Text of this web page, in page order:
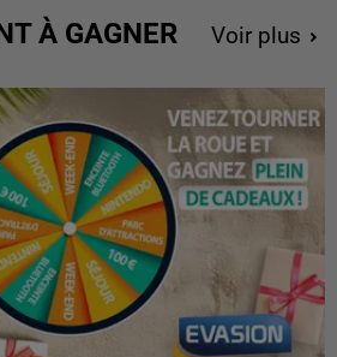
À GAGNER Voir plus